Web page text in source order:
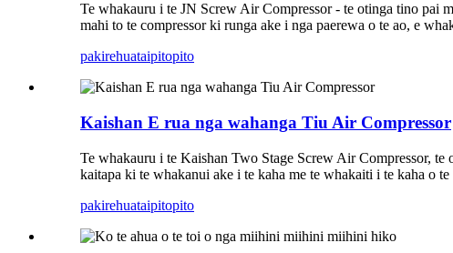
Te whakauru i te JN Screw Air Compressor - te otinga tino pai
mahi to te compressor ki runga ake i nga paerewa o te ao, e
pakirehuataipitopito
Kaishan E rua nga wahanga Tiu Air Compressor
Te whakauru i te Kaishan Two Stage Screw Air Compressor, te
kaitapa ki te whakanui ake i te kaha me te whakaiti i te kaha o
pakirehuataipitopito